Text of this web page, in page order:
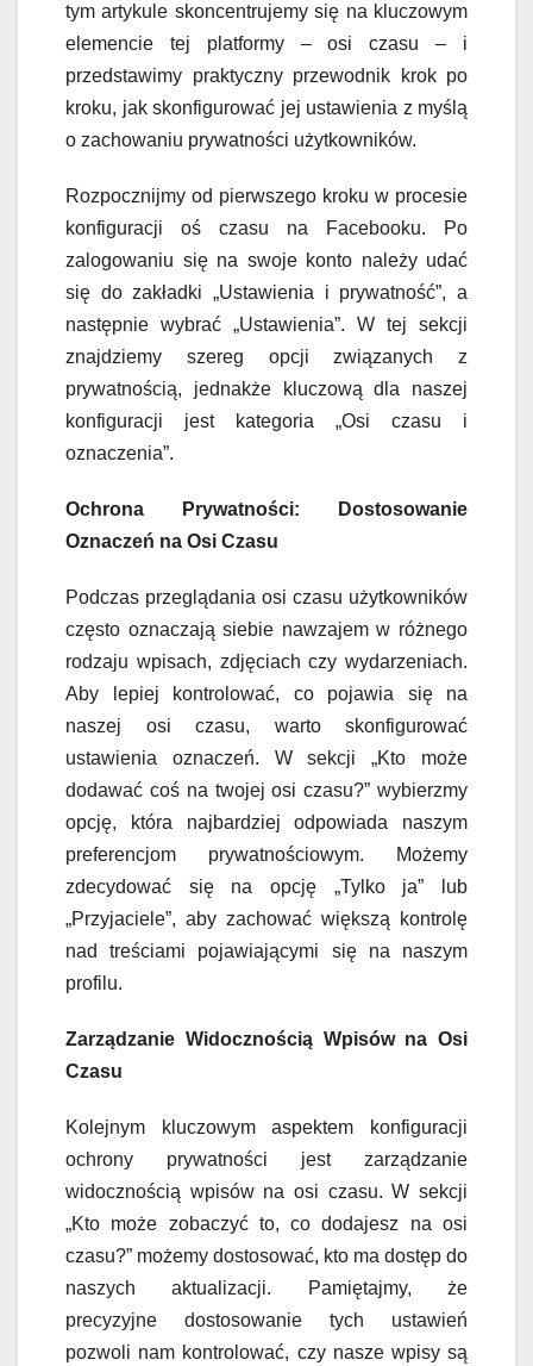
tym artykule skoncentrujemy się na kluczowym
elemencie tej platformy – osi czasu – i
przedstawimy praktyczny przewodnik krok po
kroku, jak skonfigurować jej ustawienia z myślą
o zachowaniu prywatności użytkowników.
Rozpocznijmy od pierwszego kroku w procesie
konfiguracji oś czasu na Facebooku. Po
zalogowaniu się na swoje konto należy udać
się do zakładki „Ustawienia i prywatność”, a
następnie wybrać „Ustawienia”. W tej sekcji
znajdziemy szereg opcji związanych z
prywatnością, jednakże kluczową dla naszej
konfiguracji jest kategoria „Osi czasu i
oznaczenia”.
Ochrona Prywatności: Dostosowanie
Oznaczeń na Osi Czasu
Podczas przeglądania osi czasu użytkowników
często oznaczają siebie nawzajem w różnego
rodzaju wpisach, zdjęciach czy wydarzeniach.
Aby lepiej kontrolować, co pojawia się na
naszej osi czasu, warto skonfigurować
ustawienia oznaczeń. W sekcji „Kto może
dodawać coś na twojej osi czasu?” wybierzmy
opcję, która najbardziej odpowiada naszym
preferencjom prywatnościowym. Możemy
zdecydować się na opcję „Tylko ja” lub
„Przyjaciele”, aby zachować większą kontrolę
nad treściami pojawiającymi się na naszym
profilu.
Zarządzanie Widocznością Wpisów na Osi
Czasu
Kolejnym kluczowym aspektem konfiguracji
ochrony prywatności jest zarządzanie
widocznością wpisów na osi czasu. W sekcji
„Kto może zobaczyć to, co dodajesz na osi
czasu?” możemy dostosować, kto ma dostęp do
naszych aktualizacji. Pamiętajmy, że
precyzyjne dostosowanie tych ustawień
pozwoli nam kontrolować, czy nasze wpisy są